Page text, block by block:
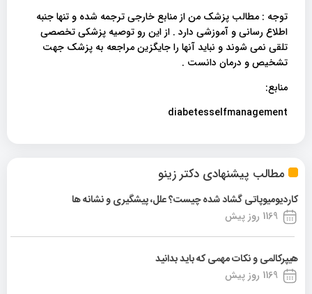
مطالب پیشنهادی دکتر زینو
کاردیومیوپاتی گشاد شده چیست؟ علل، پیشگیری و نشانه ها
1169 روز پیش
هیپرکالمی و نکات مهمی که باید بدانید
1169 روز پیش
توجه : مطالب پزشک من از منابع خارجی ترجمه شده و تنها جنبه
اطلاع رسانی و آموزشی دارد . از این رو توصیه پزشکی تخصصی
تلقی نمی شوند و نباید آنها را جایگزین مراجعه به پزشک جهت
تشخیص و درمان دانست .
منابع:
diabetesselfmanagement